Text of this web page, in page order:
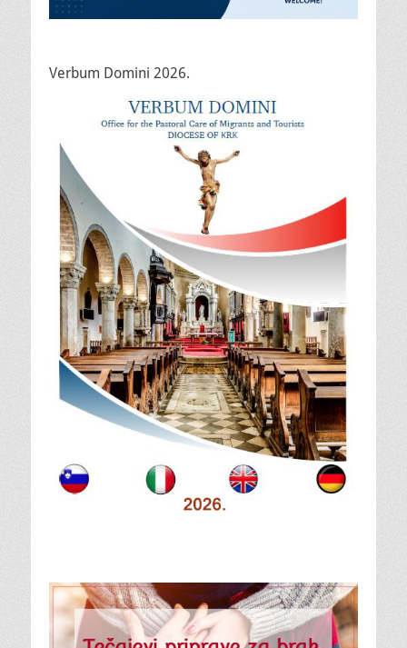
Verbum Domini 2026.